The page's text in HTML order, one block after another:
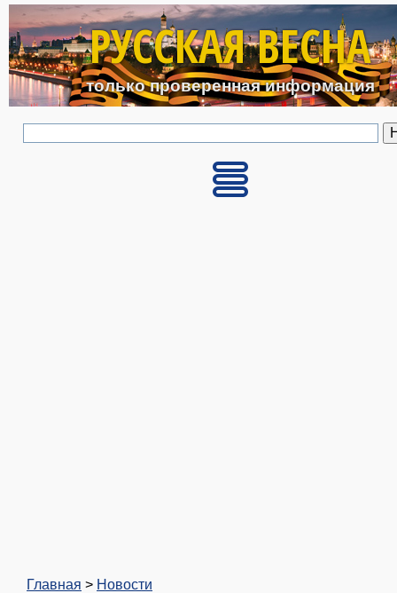
Перейти к основному
РУССКАЯ ВЕСНА
только проверенная информация
Главная > Новости